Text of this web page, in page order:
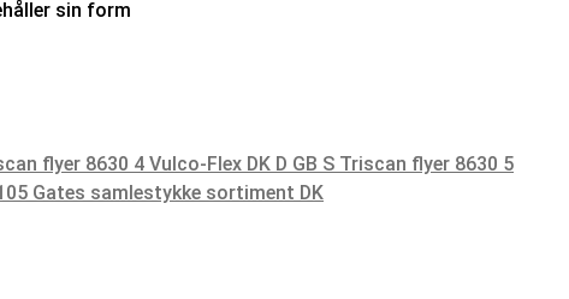
sin form
flyer 8630 4 Vulco-Flex DK D GB S Triscan flyer 8630 5
Gates samlestykke sortiment DK